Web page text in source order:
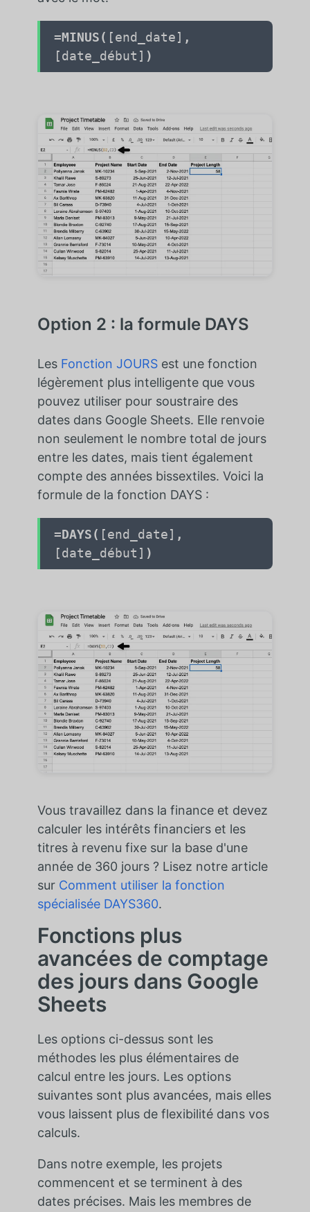
=MINUS( [end_date] ,
[date_début] )
Option 2 : la formule DAYS
Les Fonction JOURSest une fonction
légèrement plus intelligente que vous
pouvez utiliser pour soustraire des
dates dans Google Sheets. Elle renvoie
non seulement le nombre total de jours
entre les dates, mais tient également
compte des années bissextiles. Voici la
formule de la fonction DAYS :
=DAYS( [end_date] ,
[date_début] )
Vous travaillez dans la finance et devez
calculer les intérêts financiers et les
titres à revenu fixe sur la base d'une
année de 360 jours ? Lisez notre article
sur Comment utiliser la fonction
spécialisée DAYS360.
Fonctions plus
avancées de comptage
des jours dans Google
Sheets
Les options ci-dessus sont les
méthodes les plus élémentaires de
calcul entre les jours. Les options
suivantes sont plus avancées, mais elles
vous laissent plus de flexibilité dans vos
calculs.
Dans notre exemple, les projets
commencent et se terminent à des
dates précises. Mais les membres de